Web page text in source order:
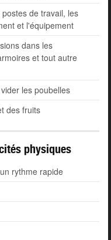
de travail, les
et l'équipement
dans les
et tout autre
les poubelles
des fruits
physiques
rythme rapide